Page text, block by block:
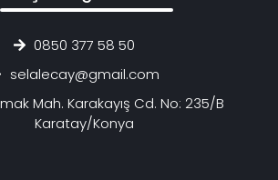
0850 377 58 50
selalecay@gmail.com
Mah. Karakayış Cd. No: 235/B
Karatay/Konya